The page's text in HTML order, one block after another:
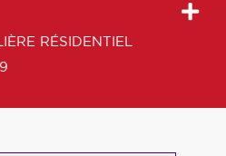
RÉSIDENTIEL